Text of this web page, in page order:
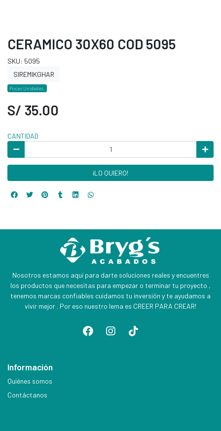
CERAMICO 30X60 COD 5095
SKU: 5095
SIREMIKGHAR
Pocas Unidades.
S/ 35.00
CANTIDAD
¡LO QUIERO!
Nosotros estamos aquí para darte soluciones reales y encuentres
los productos que necesitas para empezar o terminar tu proyecto ,
tenemos marcas confiables cuidamos tu inversión y te ayudamos a
vivir mejor . Por eso nuestro lema es CREER PARA CREAR!
Información
Quiénes somos
Contáctanos